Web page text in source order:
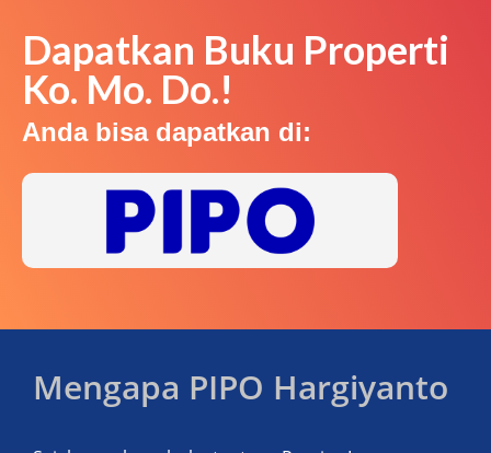
Dapatkan Buku Properti
Ko. Mo. Do.!
Anda bisa dapatkan di:
Mengapa PIPO Hargiyanto